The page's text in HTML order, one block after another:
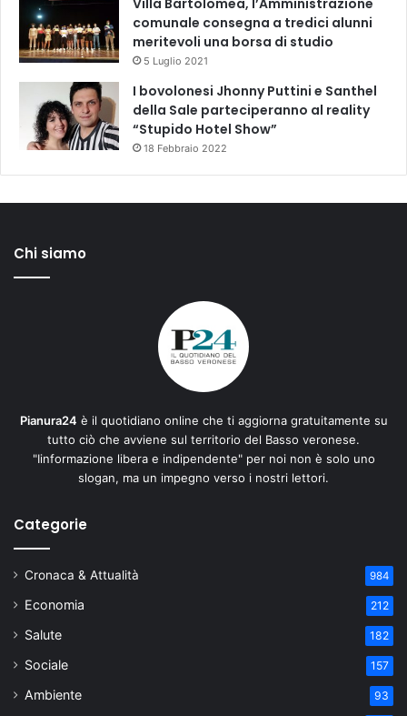
Villa Bartolomea, l’Amministrazione
comunale consegna a tredici alunni
meritevoli una borsa di studio
5 Luglio 2021
I bovolonesi Jhonny Puttini e Santhel
della Sale parteciperanno al reality
“Stupido Hotel Show”
18 Febbraio 2022
Chi siamo
Pianura24 è il quotidiano online che ti aggiorna gratuitamente su
tutto ciò che avviene sul territorio del Basso veronese.
"Iinformazione libera e indipendente" per noi non è solo uno
slogan, ma un impegno verso i nostri lettori.
Categorie
Cronaca & Attualità 984
Economia 212
Salute 182
Sociale 157
Ambiente 93